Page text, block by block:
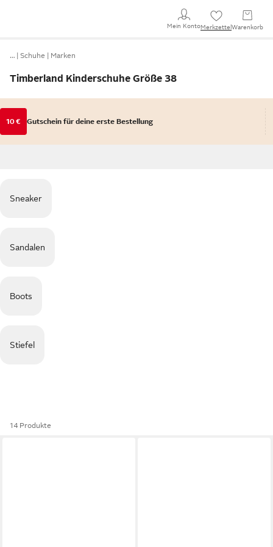
Mein KontoMerkzettel Warenkorb
… Schuhe Marken
Timberland Kinderschuhe Größe 38
10 € Gutschein für deine erste Bestellung
Sneaker
Sandalen
Boots
Stiefel
14 Produkte